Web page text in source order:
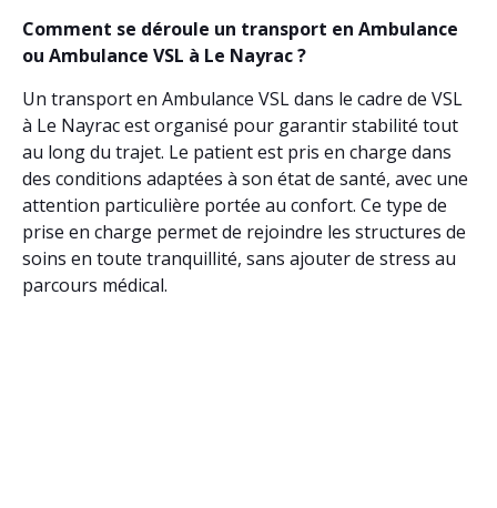
Comment se déroule un transport en Ambulance
ou Ambulance VSL à Le Nayrac ?
Un transport en Ambulance VSL dans le cadre de VSL
à Le Nayrac est organisé pour garantir stabilité tout
au long du trajet. Le patient est pris en charge dans
des conditions adaptées à son état de santé, avec une
attention particulière portée au confort. Ce type de
prise en charge permet de rejoindre les structures de
soins en toute tranquillité, sans ajouter de stress au
parcours médical.